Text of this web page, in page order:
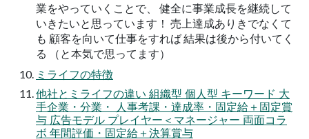
業をやっていくことで、 健全に事業成長を継続して
いきたいと思っています！ 売上達成ありきでなくて
も 顧客を向いて仕事をすれば 結果は後から付いてく
る （と本気で思ってます）
ミライフの特徴
他社とミライフの違い 組織型 個人型 キーワード 大
手企業・分業・ 人事考課・達成率・固定給＋固定賞
与 広告モデル プレイヤー＜マネージャー 両面コラ
ボ 年間評価・固定給＋決算賞与